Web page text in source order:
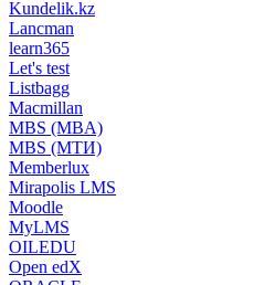
Kundelik.kz
Lancman
learn365
Let's test
Listbagg
Macmillan
MBS (MBA)
MBS (МТИ)
Memberlux
Mirapolis LMS
Moodle
MyLMS
OILEDU
Open edX